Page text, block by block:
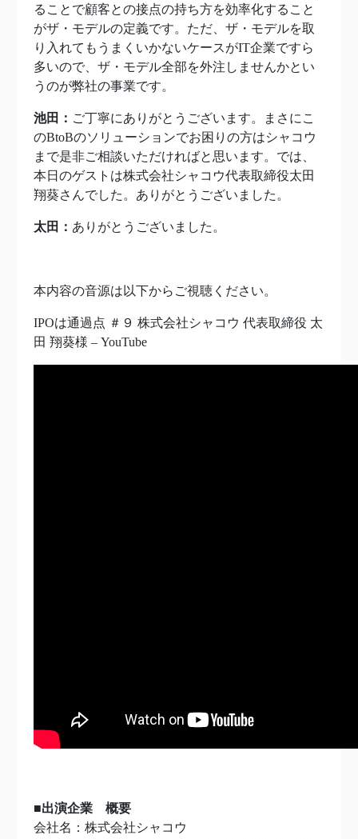
ることで顧客との接点の持ち方を効率化すること
がザ・モデルの定義です。ただ、ザ・モデルを取
り入れてもうまくいかないケースがIT企業ですら
多いので、ザ・モデル全部を外注しませんかとい
うのが弊社の事業です。
池田： ご丁寧にありがとうございます。まさにこ
のBtoBのソリューションでお困りの方はシャコウ
まで是非ご相談いただければと思います。では、
本日のゲストは株式会社シャコウ代表取締役太田
翔葵さんでした。ありがとうございました。
太田： ありがとうございました。
本内容の音源は以下からご視聴ください。
IPOは通過点 ＃９ 株式会社シャコウ 代表取締役 太
田 翔葵様 – YouTube
■出演企業 概要
会社名：株式会社シャコウ